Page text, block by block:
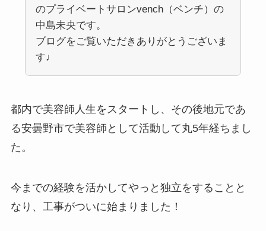
のプライベートサロンvench（ベンチ）の
中島未央です。
ブログをご覧いただきありがとうございま
す♩
都内で美容師人生をスタートし、その後地元であ
る安曇野市で美容師として活動して丸5年経ちまし
た。
今までの経験を活かしてやっと独立をすることと
なり、工事がついに始まりました！